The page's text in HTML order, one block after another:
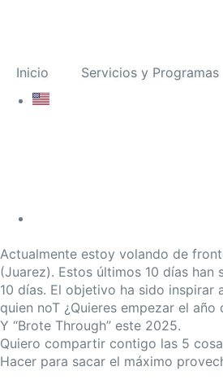
Inicio Servicios y Programas
Actualmente estoy volando de
(Juarez). Estos últimos 10 días
10 días. El objetivo ha sido inspirar
quien noT ¿Quieres empezar el
Y “Brote Through” este 2025.
Quiero compartir contigo las 5
Hacer para sacar el máximo